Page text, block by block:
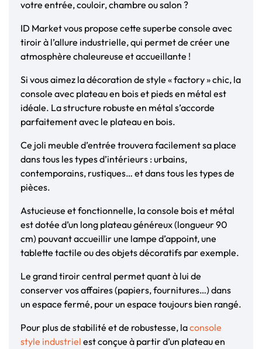
votre entrée, couloir, chambre ou salon ?
ID Market vous propose cette superbe console avec
tiroir à l’allure industrielle, qui permet de créer une
atmosphère chaleureuse et accueillante !
Si vous aimez la décoration de style « factory » chic, la
console avec plateau en bois et pieds en métal est
idéale. La structure robuste en métal s’accorde
parfaitement avec le plateau en bois.
Ce joli meuble d’entrée trouvera facilement sa place
dans tous les types d’intérieurs : urbains,
contemporains, rustiques… et dans tous les types de
pièces.
Astucieuse et fonctionnelle, la console bois et métal
est dotée d’un long plateau généreux (longueur 90
cm) pouvant accueillir une lampe d’appoint, une
tablette tactile ou des objets décoratifs par exemple.
Le grand tiroir central permet quant à lui de
conserver vos affaires (papiers, fournitures…) dans
un espace fermé, pour un espace toujours bien rangé.
Pour plus de stabilité et de robustesse, laconsole
style industriel est conçue à partir d’un plateau en